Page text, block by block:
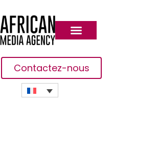
Contactez-nous